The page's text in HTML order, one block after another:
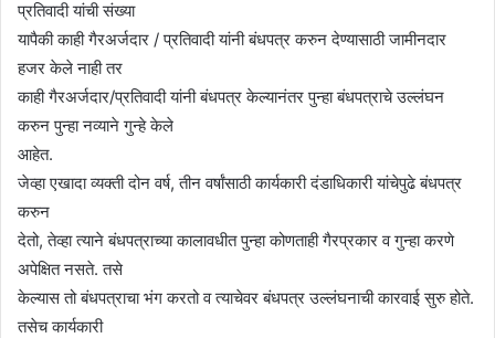
प्रतिवादी यांची संख्या
यापैकी काही गैरअर्जदार / प्रतिवादी यांनी बंधपत्र करुन देण्यासाठी जामीनदार
हजर केले नाही तर
काही गैरअर्जदार/प्रतिवादी यांनी बंधपत्र केल्यानंतर पुन्हा बंधपत्राचे उल्लंघन
करुन पुन्हा नव्याने गुन्हे केले
आहेत.
जेव्हा एखादा व्यक्ती दोन वर्ष, तीन वर्षांसाठी कार्यकारी दंडाधिकारी यांचेपुढे बंधपत्र
करुन
देतो, तेव्हा त्याने बंधपत्राच्या कालावधीत पुन्हा कोणताही गैरप्रकार व गुन्हा करणे
अपेक्षित नसते. तसे
केल्यास तो बंधपत्राचा भंग करतो व त्याचेवर बंधपत्र उल्लंघनाची कारवाई सुरु होते.
तसेच कार्यकारी